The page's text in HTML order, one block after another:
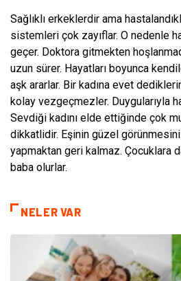
Sağlıklı erkeklerdir ama
sistemleri çok zayıflar. O nedenle
geçer. Doktora gitmekten
uzun sürer. Hayatları boyunca
aşk ararlar. Bir kadına evet
kolay vezgeçmezler. Duygularıyla
Sevdiği kadını elde ettiğinde çok
dikkatlidir. Eşinin güzel
yapmaktan geri kalmaz. Çocuklara
baba olurlar.
NELER VAR